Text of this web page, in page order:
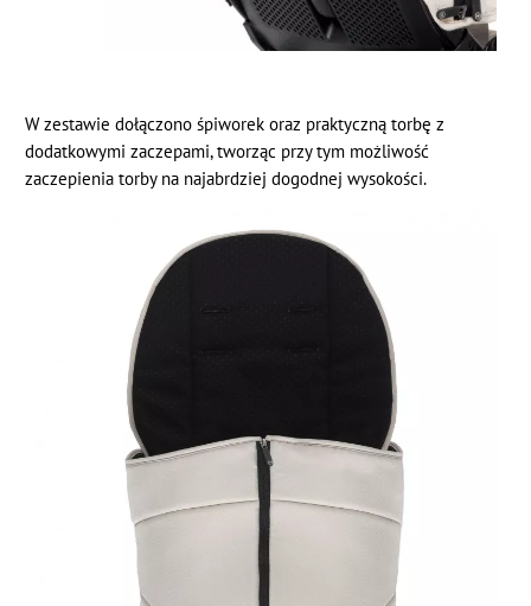
W zestawie dołączono śpiworek oraz praktyczną torbę z
dodatkowymi zaczepami, tworząc przy tym możliwość
zaczepienia torby na najabrdziej dogodnej wysokości.